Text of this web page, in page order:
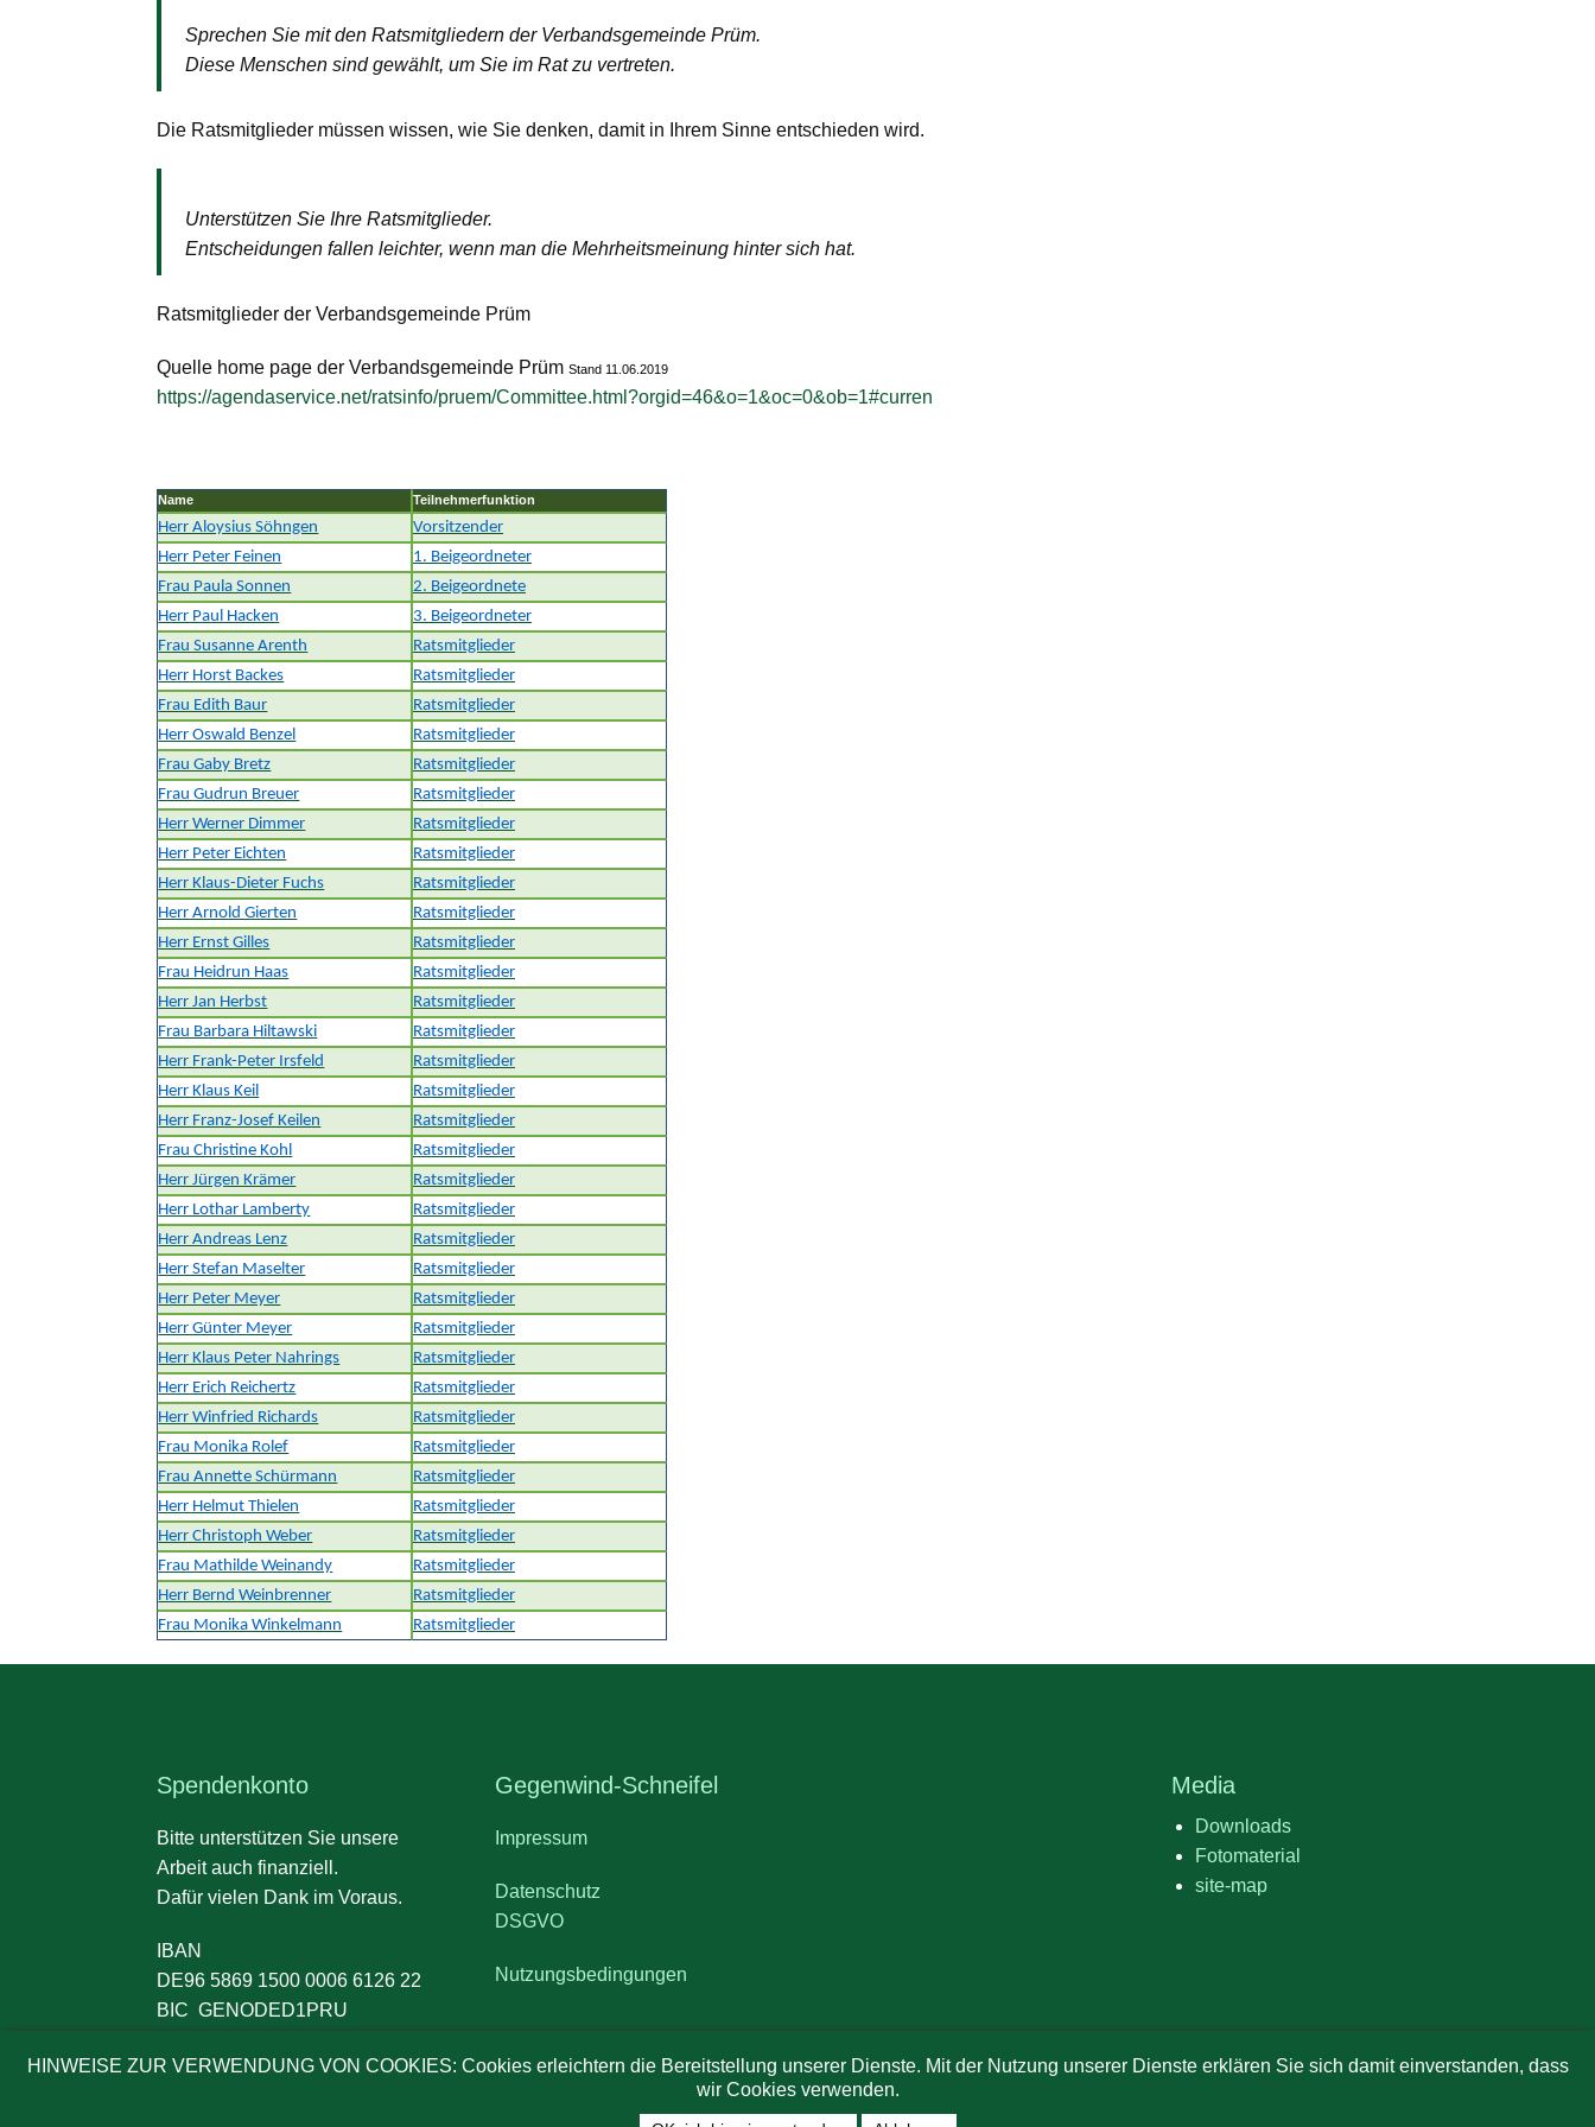
Sprechen Sie mit den Ratsmitgliedern der Verbandsgemeinde Prüm.
Diese Menschen sind gewählt, um Sie im Rat zu vertreten.
Die Ratsmitglieder müssen wissen, wie Sie denken, damit in Ihrem Sinne entschieden wird.
Unterstützen Sie Ihre Ratsmitglieder.
Entscheidungen fallen leichter, wenn man die Mehrheitsmeinung hinter sich hat.
Ratsmitglieder der Verbandsgemeinde Prüm
Quelle home page der Verbandsgemeinde Prüm Stand 11.06.2019
https://agendaservice.net/ratsinfo/pruem/Committee.html?orgid=46&o=1&oc=0&ob=1#curren
Name Teilnehmerfunktion
Herr Aloysius Söhngen
Vorsitzender
Herr Peter Feinen
1. Beigeordneter
Frau Paula Sonnen
2. Beigeordnete
Herr Paul Hacken
3. Beigeordneter
Frau Susanne Arenth
Ratsmitglieder
Herr Horst Backes
Ratsmitglieder
Frau Edith Baur
Ratsmitglieder
Herr Oswald Benzel
Ratsmitglieder
Frau Gaby Bretz
Ratsmitglieder
Frau Gudrun Breuer
Ratsmitglieder
Herr Werner Dimmer
Ratsmitglieder
Herr Peter Eichten
Ratsmitglieder
Herr Klaus-Dieter Fuchs
Ratsmitglieder
Herr Arnold Gierten
Ratsmitglieder
Herr Ernst Gilles
Ratsmitglieder
Frau Heidrun Haas
Ratsmitglieder
Herr Jan Herbst
Ratsmitglieder
Frau Barbara Hiltawski
Ratsmitglieder
Herr Frank-Peter Irsfeld
Ratsmitglieder
Herr Klaus Keil
Ratsmitglieder
Herr Franz-Josef Keilen
Ratsmitglieder
Frau Christine Kohl
Ratsmitglieder
Herr Jürgen Krämer
Ratsmitglieder
Herr Lothar Lamberty
Ratsmitglieder
Herr Andreas Lenz
Ratsmitglieder
Herr Stefan Maselter
Ratsmitglieder
Herr Peter Meyer
Ratsmitglieder
Herr Günter Meyer
Ratsmitglieder
Herr Klaus Peter Nahrings
Ratsmitglieder
Herr Erich Reichertz
Ratsmitglieder
Herr Winfried Richards
Ratsmitglieder
Frau Monika Rolef
Ratsmitglieder
Frau Annette Schürmann
Ratsmitglieder
Herr Helmut Thielen
Ratsmitglieder
Herr Christoph Weber
Ratsmitglieder
Frau Mathilde Weinandy
Ratsmitglieder
Herr Bernd Weinbrenner
Ratsmitglieder
Frau Monika Winkelmann
Ratsmitglieder
Spendenkonto
Bitte unterstützen Sie unsere
Arbeit auch finanziell.
Dafür vielen Dank im Voraus.
IBAN
DE96 5869 1500 0006 6126 22
BIC GENODED1PRU
Gegenwind-Schneifel
Impressum
Datenschutz
DSGVO
Nutzungsbedingungen
Media
Downloads
Fotomaterial
site-map
HINWEISE ZUR VERWENDUNG VON COOKIES: Cookies erleichtern die Bereitstellung unserer Dienste. Mit der Nutzung unserer Dienste erklären Sie sich damit einverstanden, dass
wir Cookies verwenden.